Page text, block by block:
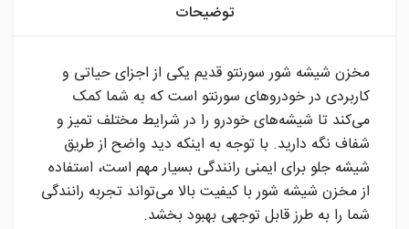
توضیحات
مخزن شیشه شور سورنتو قدیم یکی از اجزای حیاتی و
کاربردی در خودروهای سورنتو است که به شما کمک
می‌کند تا شیشه‌های خودرو را در شرایط مختلف تمیز و
شفاف نگه دارید. با توجه به اینکه دید واضح از طریق
شیشه جلو برای ایمنی رانندگی بسیار مهم است، استفاده
از مخزن شیشه شور با کیفیت بالا می‌تواند تجربه رانندگی
شما را به طرز قابل توجهی بهبود بخشد.